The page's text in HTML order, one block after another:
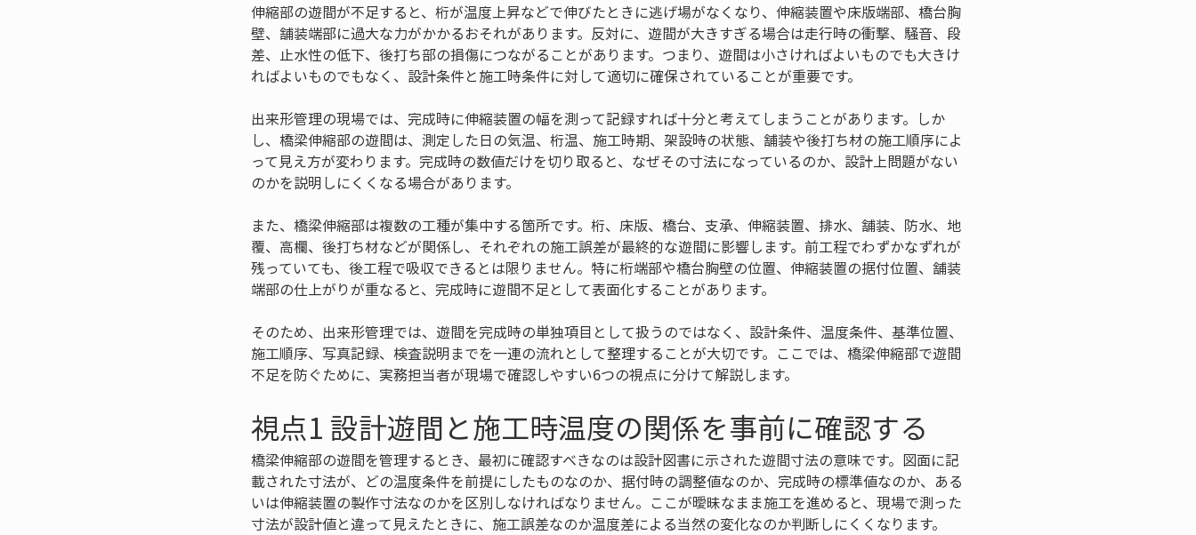
伸縮部の遊間が不足すると、桁が温度上昇などで伸びたときに逃げ場がなくなり、伸縮装置や床版端部、橋台胸
壁、舗装端部に過大な力がかかるおそれがあります。反対に、遊間が大きすぎる場合は走行時の衝撃、騒音、段
差、止水性の低下、後打ち部の損傷につながることがあります。つまり、遊間は小さければよいものでも大きけ
ればよいものでもなく、設計条件と施工時条件に対して適切に確保されていることが重要です。
出来形管理の現場では、完成時に伸縮装置の幅を測って記録すれば十分と考えてしまうことがあります。しか
し、橋梁伸縮部の遊間は、測定した日の気温、桁温、施工時期、架設時の状態、舗装や後打ち材の施工順序によ
って見え方が変わります。完成時の数値だけを切り取ると、なぜその寸法になっているのか、設計上問題がない
のかを説明しにくくなる場合があります。
また、橋梁伸縮部は複数の工種が集中する箇所です。桁、床版、橋台、支承、伸縮装置、排水、舗装、防水、地
覆、高欄、後打ち材などが関係し、それぞれの施工誤差が最終的な遊間に影響します。前工程でわずかなずれが
残っていても、後工程で吸収できるとは限りません。特に桁端部や橋台胸壁の位置、伸縮装置の据付位置、舗装
端部の仕上がりが重なると、完成時に遊間不足として表面化することがあります。
そのため、出来形管理では、遊間を完成時の単独項目として扱うのではなく、設計条件、温度条件、基準位置、
施工順序、写真記録、検査説明までを一連の流れとして整理することが大切です。ここでは、橋梁伸縮部で遊間
不足を防ぐために、実務担当者が現場で確認しやすい6つの視点に分けて解説します。
視点1 設計遊間と施工時温度の関係を事前に確認する
橋梁伸縮部の遊間を管理するとき、最初に確認すべきなのは設計図書に示された遊間寸法の意味です。図面に記
載された寸法が、どの温度条件を前提にしたものなのか、据付時の調整値なのか、完成時の標準値なのか、ある
いは伸縮装置の製作寸法なのかを区別しなければなりません。ここが曖昧なまま施工を進めると、現場で測った
寸法が設計値と違って見えたときに、施工誤差なのか温度差による当然の変化なのか判断しにくくなります。